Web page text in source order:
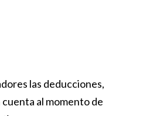
las deducciones,
al momento de